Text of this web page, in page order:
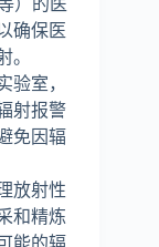
确保医
。
验室，
射报警
免因辐
放射性
和精炼
能的辐